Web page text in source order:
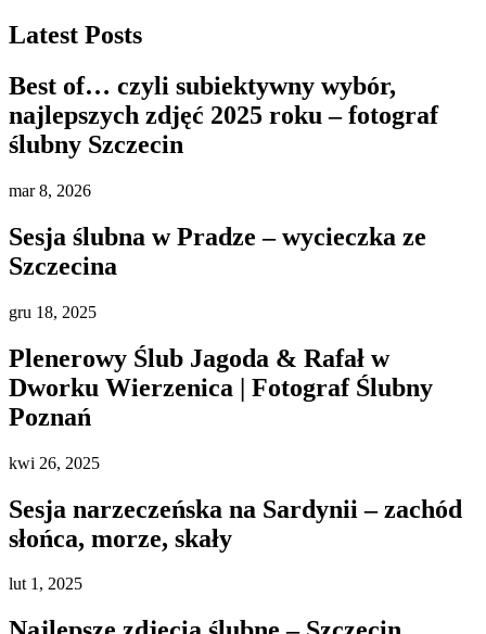
Latest Posts
Best of… czyli subiektywny wybór,
najlepszych zdjęć 2025 roku – fotograf
ślubny Szczecin
mar8, 2026
Sesja ślubna w Pradze – wycieczka ze
Szczecina
gru 18, 2025
Plenerowy Ślub Jagoda & Rafał w
Dworku Wierzenica | Fotograf Ślubny
Poznań
kwi 26, 2025
Sesja narzeczeńska na Sardynii – zachód
słońca, morze, skały
lut1, 2025